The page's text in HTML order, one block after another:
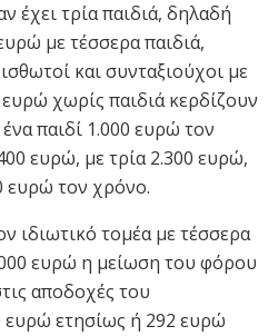
έχει τρία παιδιά, δηλαδή
με τέσσερα παιδιά,
και συνταξιούχοι με
χωρίς παιδιά κερδίζουν
παιδί 1.000 ευρώ τον
ευρώ, με τρία 2.300 ευρώ,
ευρώ τον χρόνο.
ιδιωτικό τομέα με τέσσερα
ευρώ η μείωση του φόρου
αποδοχές του
ευρώ ετησίως ή 292 ευρώ